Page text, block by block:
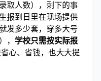
取人数），剩下的事
报到日里在现场提供
发多少套，穿多大号
， 学校只需按实际报
心、省钱，也大大提